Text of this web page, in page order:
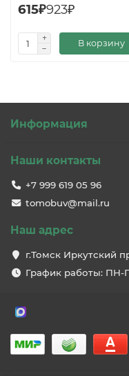
615₽923₽
В корзину
Информация
Наши контакты
+7 999 619 05 96
tomobuv@mail.ru
Наш адрес
г.Томск Иркутский
График работы: ПН-